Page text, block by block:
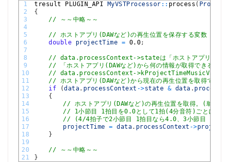
1
2
3
4
5
6
7
8
9
10
11
12
13
14
15
16
17
18
19
20
21
tresult PLUGIN_API MyVSTProcessor :: process (
{
// ～～中略～～
// ホストアプリ(DAWなど)の再生位置を保存する変数
double
projectTime = 0.0;
// data.processContext->stateは「ホストアプリ(DAWな
// 「ホストアプリ(DAWなど)から何の情報が取得できるか？
// data.processContext->kProjectTimeMusicValidのフ
// ホストアプリ(DAWなど)から現在の再生位置を取得できる
if
(data. processContext ->state & data .
{
// ホストアプリ(DAWなど)の再生位置を取得。(単位は
// 1小節目 1拍目を0.0として1拍(4分音符)ごとに
// (4/4拍子で2小節目 1拍目なら4.0、3小節目 1拍目
projectTime = data. processContext ->
}
// ～～中略～～
}